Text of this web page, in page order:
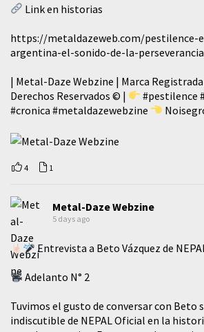
Link en historias
https://metaldazeweb.com/pestilence-
argentina-el-sonido-de-la-
| Metal-Daze Webzine | Marca
Derechos Reservados © |
#pestilence
#cronica #metaldazewebzine
4 1
Metal-Daze Webzine
5 days ago
Entrevista a Beto Vázquez de
Adelanto N° 2
Tuvimos el gusto de conversar con Beto
indiscutible de NEPAL Oficial en la